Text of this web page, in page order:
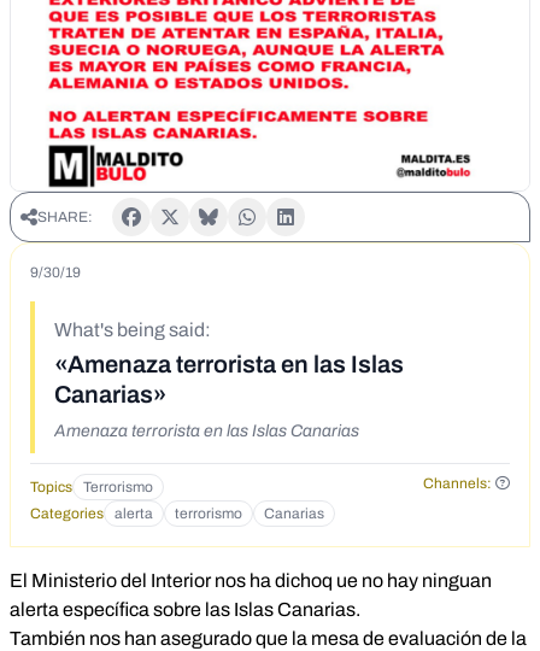
SHARE:
9/30/19
What's being said:
«Amenaza terrorista en las Islas
Canarias»
Amenaza terrorista en las Islas Canarias
Topics Terrorismo
Channels:
Categories
alerta terrorismo Canarias
El Ministerio del Interior nos ha dichoq ue no hay ninguan
alerta específica sobre las Islas Canarias.
También nos han asegurado que la mesa de evaluación de la